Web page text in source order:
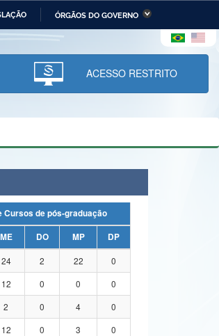
ÓRGÃOS DO GOVERNO
Ministério da Infraestrutura
Ministério da Ciência,
Tecnologia, Inovações e
Comunicações
ACESSO RESTRITO
Cursos de pós-graduação
ME DO MP
DP
24 2 22
0
12 0 0
0
2 0 4
0
12 0 3
0